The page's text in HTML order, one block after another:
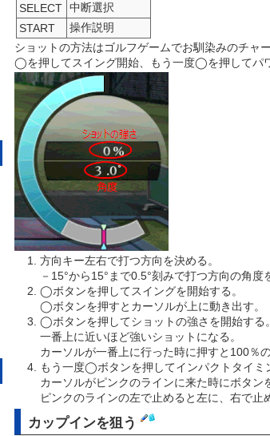
SELECT 中断選択
START
操作説明
ショットの方法はゴルフゲームでお馴染みのチャ
◯を押してスイング開始、もう一度◯を押してパ
方向キー左右で打つ方向を決める。
－15°から15°まで0.5°刻みで打つ方向の角度
◯ボタンを押してスイングを開始する。
◯ボタンを押すとカーソルが上に動き出す。
◯ボタンを押してショットの強さを開始する。
一番上に近いほど強いショットになる。
カーソルが一番上に行った時に押すと100％
もう一度◯ボタンを押してインパクトタイミ
カーソルがピンクのラインに来た時にボタン
ピンクのラインの左で止めると左に、右で止
カップインを狙う